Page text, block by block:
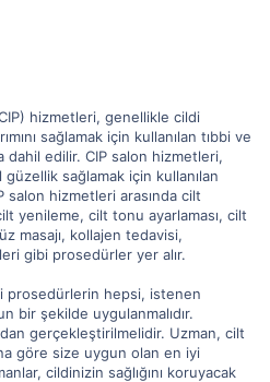
hizmetleri, genellikle cildi
sağlamak için kullanılan tıbbi ve
dahil edilir. CIP salon hizmetleri,
sağlamak için kullanılan
salon hizmetleri arasında cilt
yenileme, cilt tonu ayarlaması, cilt
masajı, kollajen tedavisi,
gibi prosedürler yer alır.
prosedürlerin hepsi, istenen
bir şekilde uygulanmalıdır.
gerçekleştirilmelidir. Uzman, cilt
göre size uygun olan en iyi
cildinizin sağlığını koruyacak